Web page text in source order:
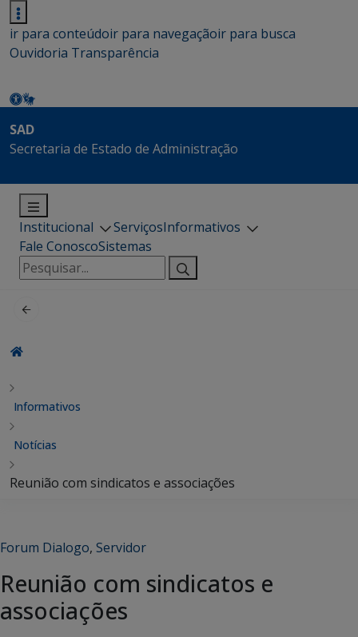
ir para conteúdoir para navegaçãoir para busca
Ouvidoria Transparência
SAD
Secretaria de Estado de Administração
Institucional ServiçosInformativos
Fale ConoscoSistemas
Pesquisar
por:
Informativos
Notícias
Reunião com sindicatos e associações
Forum Dialogo, Servidor
Reunião com sindicatos e
associações